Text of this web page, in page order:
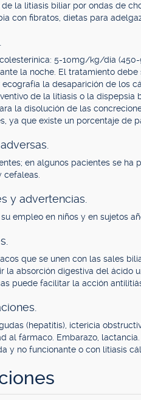
la litiasis biliar por ondas de
con fibratos, dietas para
5-10mg/kg/día
la noche. El tratamiento
la desaparición de los
de la litiasis o la dispepsia
la disolución de las
ya que existe un porcentaje de
en algunos pacientes se ha
cefaleas.
y advertencias.
empleo en niños y en sujetos
que se unen con las sales
la absorción digestiva del ácido
puede facilitar la acción
(hepatitis), ictericia
al fármaco. Embarazo,
y no funcionante o con litiasis